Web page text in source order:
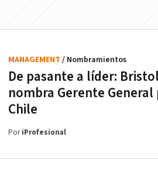
De pasante a líder:
nombra Gerente
Chile
MANAGEMENT / Nombramientos
PoriProfesional